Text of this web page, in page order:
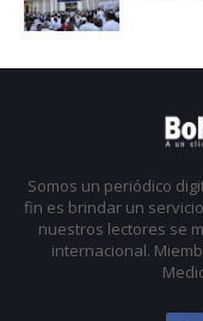
Somos un periódico
fin es brindar un
nuestros lectores se
internacional.